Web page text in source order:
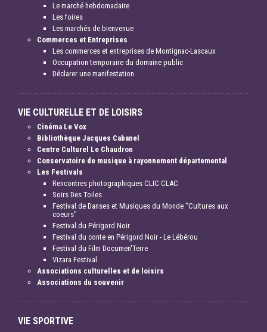
Le marché hebdomadaire
Les foires
Les marchés de bienvenue
Commerces et Entreprises
Les commerces et entreprises de Montignac-Lascaux
Occupation temporaire du domaine public
Déclarer une manifestation
VIE CULTURELLE ET DE LOISIRS
Cinéma Le Vox
Bibliothèque Jacques Cabanel
Centre Culturel Le Chaudron
Conservatoire de musique à rayonnement départemental
Les Festivals
Rencontres photographiques CLIC CLAC
Soirs Des Toiles
Festival de Danses et Musiques du Monde "Cultures aux
coeurs"
Festival du Périgord Noir
Festival du conte en Périgord Noir - Le Lébérou
Festival du Film Documen'Terre
Vizara Festival
Associations culturelles et de loisirs
Associations du souvenir
VIE SPORTIVE